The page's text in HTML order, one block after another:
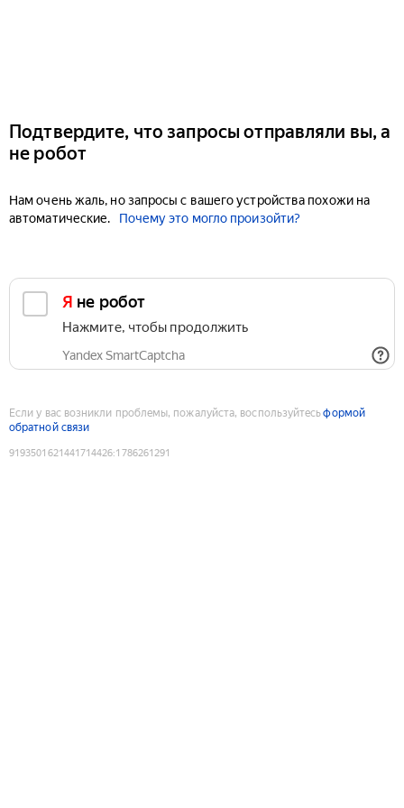
Подтвердите, что запросы отправляли вы, а
не робот
Нам очень жаль, но запросы с вашего устройства похожи на
автоматические.
Почему это могло произойти?
Я не робот
Нажмите, чтобы продолжить
Yandex SmartCaptcha
Если у вас возникли проблемы, пожалуйста, воспользуйтесьформой
обратной связи
9193501621441714426:1786261291